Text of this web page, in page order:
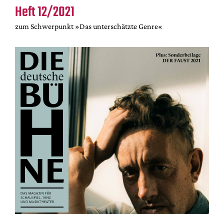
Heft 12/2021
zum Schwerpunkt »Das unterschätzte Genre«